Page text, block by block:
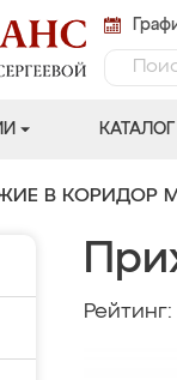
КАТАЛОГ
В КОРИДОР
Рейтинг: